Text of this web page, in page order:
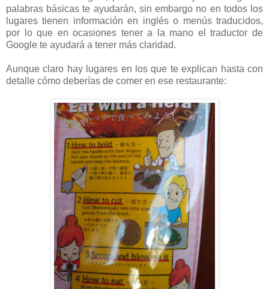
palabras básicas te ayudarán, sin embargo no en todos los
lugares tienen información en inglés o menús traducidos,
por lo que en ocasiones tener a la mano el traductor de
Google te ayudará a tener más claridad.
Aunque claro hay lugares en los que te explican hasta con
detalle cómo deberías de comer en ese restaurante: